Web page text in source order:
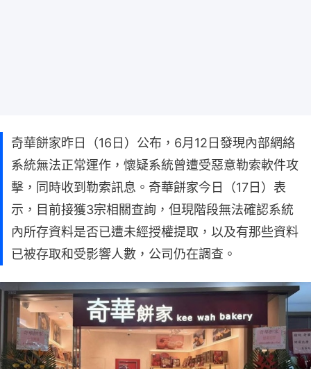
奇華餅家昨日（16日）公布，6月12日發現內部網絡
系統無法正常運作，懷疑系統曾遭受惡意勒索軟件攻
擊，同時收到勒索訊息。奇華餅家今日（17日）表
示，目前接獲3宗相關查詢，但現階段無法確認系統
內所存資料是否已遭未經授權提取，以及有那些資料
已被存取和受影響人數，公司仍在調查。